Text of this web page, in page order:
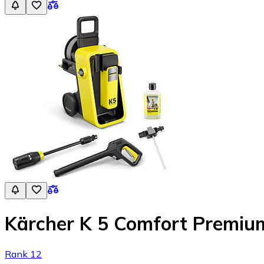
Kärcher K 5 Comfort
Rank 12